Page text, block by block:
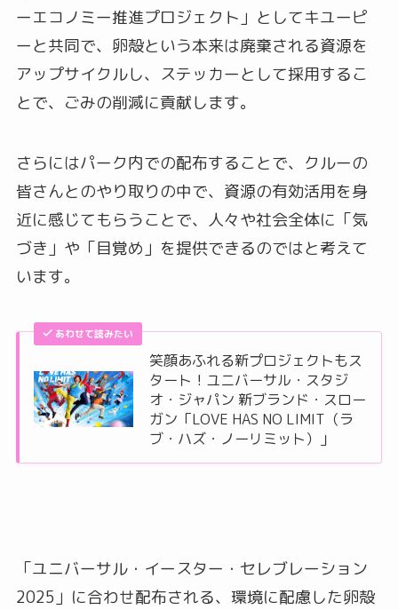
ーエコノミー推進プロジェクト」としてキユーピ
ーと共同で、卵殻という本来は廃棄される資源を
アップサイクルし、ステッカーとして採用するこ
とで、ごみの削減に貢献します。
さらにはパーク内での配布することで、クルーの
皆さんとのやり取りの中で、資源の有効活用を身
近に感じてもらうことで、人々や社会全体に「気
づき」や「目覚め」を提供できるのではと考えて
います。
あわせて読みたい
笑顔あふれる新プロジェクトもス
タート！ユニバーサル・スタジ
オ・ジャパン 新ブランド・スロー
ガン「LOVE HAS NO LIMIT（ラ
ブ・ハズ・ノーリミット）」
「ユニバーサル・イースター・セレブレーション
2025」に合わせ配布される、環境に配慮した卵殻